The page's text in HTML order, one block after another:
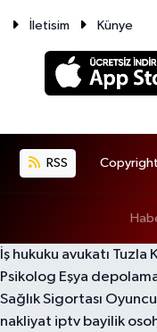
İletisim Künye
RSS Copyright
İş hukuku avukatı Tuzla
Psikolog Eşya
Sağlık Sigortası
nakliyat iptv bayilik